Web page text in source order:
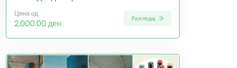
Цена од
2,000.00 ден Разгледај